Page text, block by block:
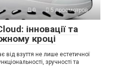
0 5 просмотров
інновації та
кроці
від взуття не лише естетичної
зручності та